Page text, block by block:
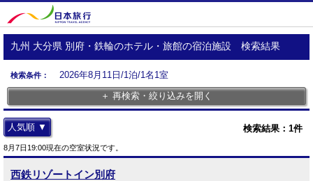
九州 大分県 別府・鉄輪のホテル・旅館の宿泊施設 検索結果
検索条件：
2026年8月11日/1泊/1名1室
＋ 再検索・絞り込みを開く
検索結果： 1件
人気順 ▼
8月7日19:00現在の空室状況です。
西鉄リゾートイン別府